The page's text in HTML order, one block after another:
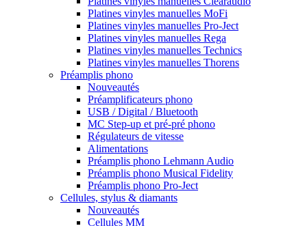
Platines vinyles manuelles MoFi
Platines vinyles manuelles Pro-Ject
Platines vinyles manuelles Rega
Platines vinyles manuelles Technics
Platines vinyles manuelles Thorens
Préamplis phono
Nouveautés
Préamplificateurs phono
USB / Digital / Bluetooth
MC Step-up et pré-pré phono
Régulateurs de vitesse
Alimentations
Préamplis phono Lehmann Audio
Préamplis phono Musical Fidelity
Préamplis phono Pro-Ject
Cellules, stylus & diamants
Nouveautés
Cellules MM